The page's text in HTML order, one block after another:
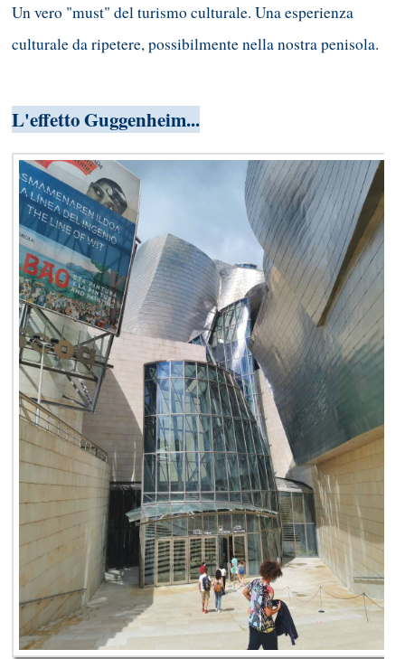
Un vero "must" del turismo culturale. Una esperienza
culturale da ripetere, possibilmente nella nostra penisola.
L'effetto Guggenheim...